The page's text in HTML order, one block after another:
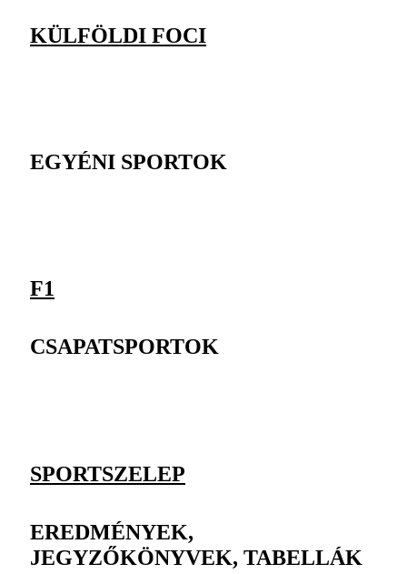
KÜLFÖLDI FOCI
EGYÉNI SPORTOK
F1
CSAPATSPORTOK
SPORTSZELEP
EREDMÉNYEK,
JEGYZŐKÖNYVEK, TABELLÁK